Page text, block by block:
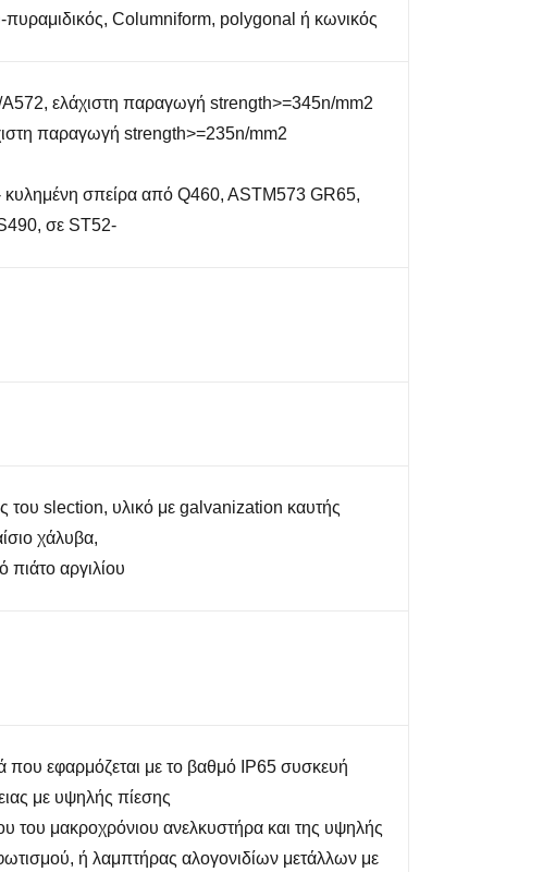
Columniform, polygonal ή κωνικός
ελάχιστη παραγωγή strength>=345n/mm2
παραγωγή strength>=235n/mm2
σπείρα από Q460, ASTM573 GR65,
σε ST52-
του slection, υλικό με galvanization καυτής
χάλυβα,
πιάτο αργιλίου
που εφαρμόζεται με το βαθμό IP65 συσκευή
με υψηλής πίεσης
του μακροχρόνιου ανελκυστήρα και της υψηλής
ή λαμπτήρας αλογονιδίων μετάλλων με